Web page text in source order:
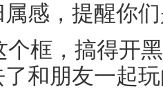
感，提醒你
个框，搞得开
和朋友一起